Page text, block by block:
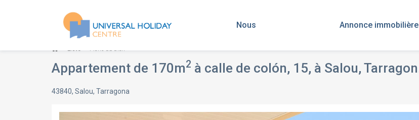
Nous Annonce immobilière
Liste Fiche du bien
Appartement de 170m2 à calle de colón, 15, à Salou, Tarragona
43840, Salou, Tarragona